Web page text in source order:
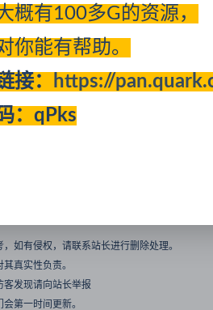
开通体验VIP
收藏
如有侵权，请联系站长进行删除处理。
真实性负责。
客发现请向站长举报
第一时间更新。
概有100多G的资源，
你能有帮助。
接：
https://
：qPks